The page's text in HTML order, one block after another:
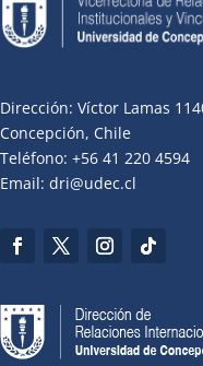
Dirección: Víctor Lamas
Concepción, Chile
Teléfono: +56 41 220 4594
Email: dri@udec.cl